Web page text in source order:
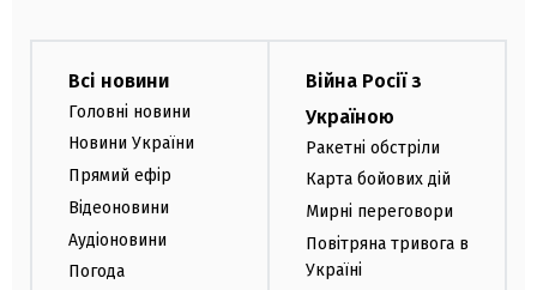
Всі новини
Головні новини
Новини України
Прямий ефір
Відеоновини
Аудіоновини
Погода
Війна Росії з
Україною
Ракетні обстріли
Карта бойових дій
Мирні переговори
Повітряна тривога в
Україні